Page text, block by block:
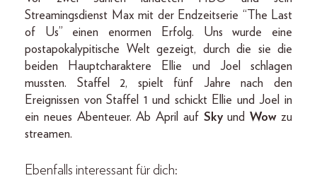
Streamingsdienst Max mit der Endzeitserie “The Last
of Us” einen enormen Erfolg. Uns wurde eine
postapokalypitische Welt gezeigt, durch die sie die
beiden Hauptcharaktere Ellie und Joel schlagen
mussten. Staffel 2, spielt fünf Jahre nach den
Ereignissen von Staffel 1 und schickt Ellie und Joel in
ein neues Abenteuer. Ab April auf SkyundWowzu
streamen.
Ebenfalls interessant für dich: